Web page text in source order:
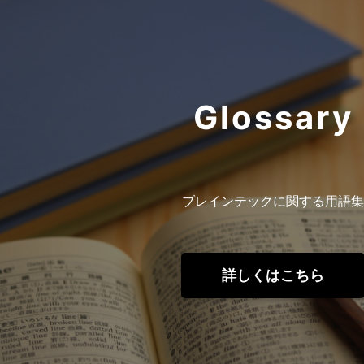
Glossary
ブレインテックに関する用語集
詳しくはこちら